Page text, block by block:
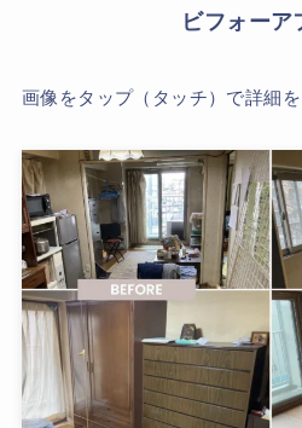
ビフォーア
画像をタップ（タッチ）で詳細